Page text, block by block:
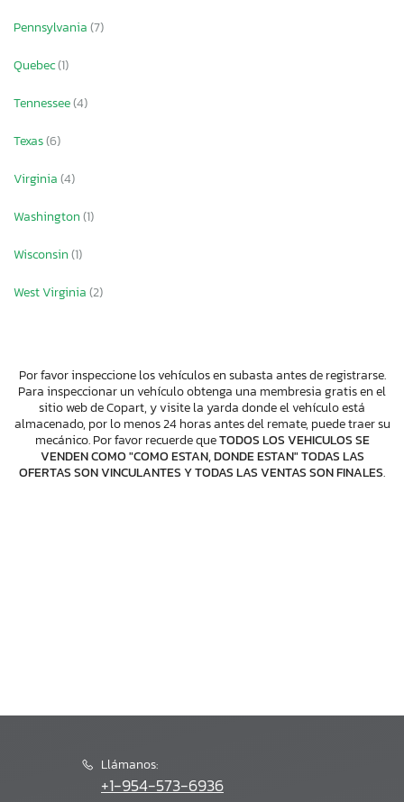
Pennsylvania(7)
Quebec(1)
Tennessee(4)
Texas(6)
Virginia(4)
Washington(1)
Wisconsin(1)
West Virginia(2)
Por favor inspeccione los vehículos en subasta antes de registrarse.
Para inspeccionar un vehículo obtenga una membresia gratis en el
sitio web de Copart, y visite la yarda donde el vehículo está
almacenado, por lo menos 24 horas antes del remate, puede traer su
mecánico. Por favor recuerde queTODOS LOS VEHICULOS SE
VENDEN COMO "COMO ESTAN, DONDE ESTAN" TODAS LAS
OFERTAS SON VINCULANTES Y TODAS LAS VENTAS SON FINALES.
Llámanos:
+1-954-573-6936